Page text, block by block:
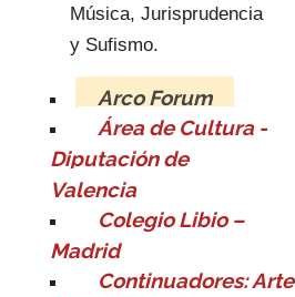
Música, Jurisprudencia
y Sufismo.
Arco Forum
Área de Cultura -
Diputación de
Valencia
Colegio Libio –
Madrid
Continuadores: Arte